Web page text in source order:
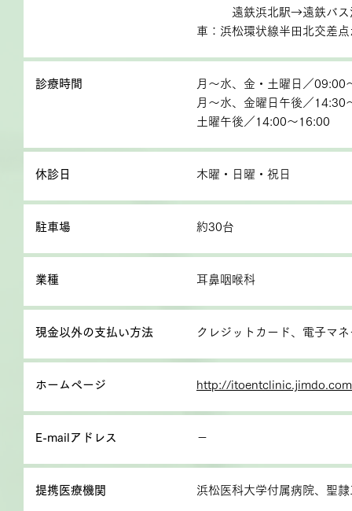
遠鉄浜北駅→遠鉄バス浜
車：浜松環状線半田北交差
診療時間
月～水、金・土曜日／09:00
月～水、金曜日午後／14:30
土曜午後／14:00～16:00
休診日 木曜・日曜・祝日
駐車場 約30台
業種 耳鼻咽喉科
現金以外の支払い方法 クレジットカード、電子マ
ホームページ http://
E-mailアドレス －
提携医療機関 浜松医科大学付属病院、聖